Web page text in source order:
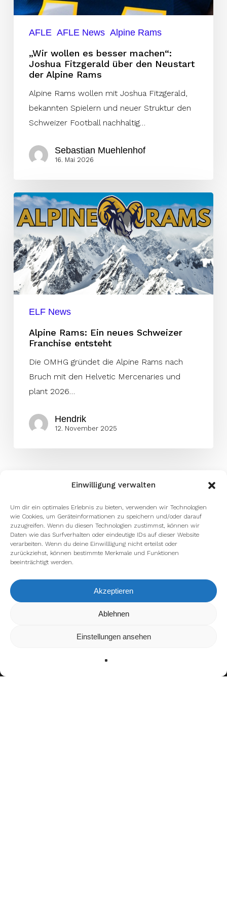
Einwilligung verwalten
Um dir ein optimales Erlebnis zu bieten, verwenden wir Technologien
wie Cookies, um Geräteinformationen zu speichern und/oder darauf
zuzugreifen. Wenn du diesen Technologien zustimmst, können wir
Daten wie das Surfverhalten oder eindeutige IDs auf dieser Website
verarbeiten. Wenn du deine Einwillligung nicht erteilst oder
zurückziehst, können bestimmte Merkmale und Funktionen
beeinträchtigt werden.
Akzeptieren
Ablehnen
Einstellungen ansehen
über
Alpine
AFLE AFLE News Alpine Rams
„Wir wollen es besser machen“:
Joshua Fitzgerald über den Neustart
der Alpine Rams
Alpine Rams wollen mit Joshua Fitzgerald,
bekannten Spielern und neuer Struktur den
Schweizer Football nachhaltig…
Sebastian Muehlenhof
16. Mai 2026
Alpine
Rams:
Ein
neues
Schweizer
Franchise
entsteht
ELF News
Alpine Rams: Ein neues Schweizer
Franchise entsteht
Die OMHG gründet die Alpine Rams nach
Bruch mit den Helvetic Mercenaries und
plant 2026…
Hendrik
12. November 2025
Wir verwenden Cookies, um dir die bestmögliche Erfahrung auf
kannst du erfahren, welche Cookies wir
verwenden oder sie ausschalten.